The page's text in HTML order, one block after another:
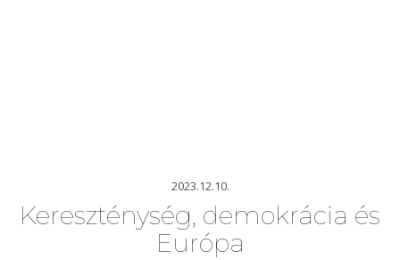
2023.12.10.
Kereszténység, demokrácia és
Európa